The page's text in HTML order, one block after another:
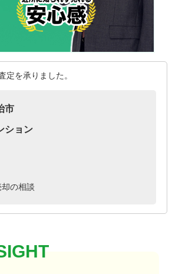
定を承りました。
市
ション
の相談